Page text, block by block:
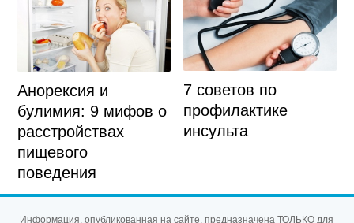
Анорексия и
булимия: 9 мифов о
расстройствах
пищевого
поведения
7 советов по
профилактике
инсульта
Информация, опубликованная на сайте, предназначена ТОЛЬКО для